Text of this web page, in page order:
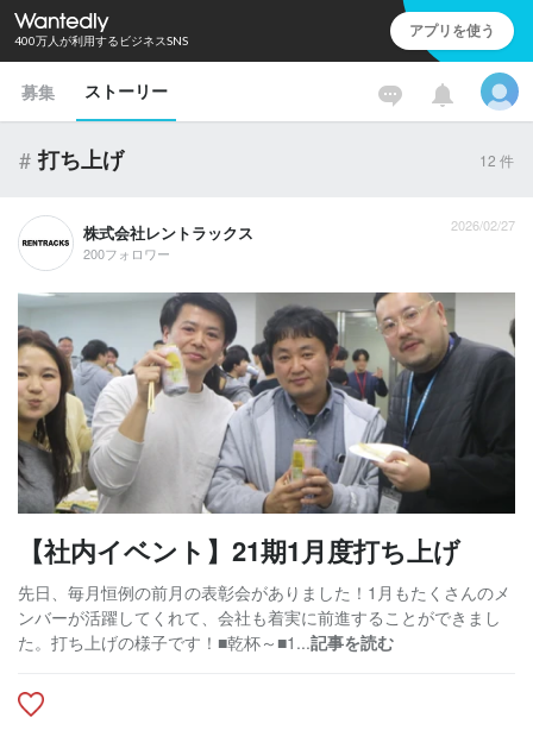
400万人が利用するビジネスSNS アプリを使う
募集 ストーリー
# 打ち上げ 12 件
株式会社レントラックス
200フォロワー
2026/02/27
【社内イベント】21期1月度打ち上げ
先日、毎月恒例の前月の表彰会がありました！1月もたくさんのメ
ンバーが活躍してくれて、会社も着実に前進することができまし
た。打ち上げの様子です！■乾杯～■1...記事を読む